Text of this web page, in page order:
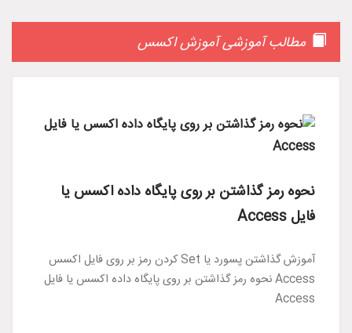
مطالب آموزشی آموزش اکسس
نحوه رمز گذاشتن بر روی پایگاه داده اکسس یا
فایل Access
آموزش گذاشتن پسورد یا Set کردن رمز بر روی فایل اکسس
Access نحوه رمز گذاشتن بر روی پایگاه داده اکسس یا فایل
Access